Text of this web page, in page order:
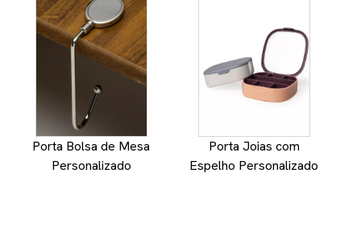
Porta Bolsa de Mesa
Personalizado
Porta Joias com
Espelho Personalizado